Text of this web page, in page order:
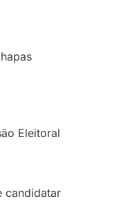
Eleitoral
candidatar